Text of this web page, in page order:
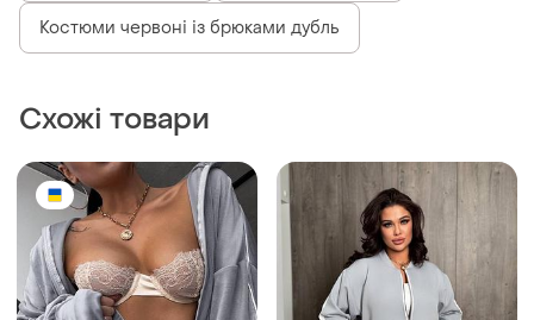
Костюми червоні із брюками дубль
Схожі товари